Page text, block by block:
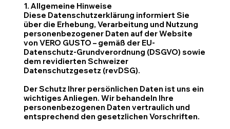
1. Allgemeine Hinweise
Diese Datenschutzerklärung informiert Sie
über die Erhebung, Verarbeitung und Nutzung
personenbezogener Daten auf der Website
von VERO GUSTO – gemäß der EU-
Datenschutz-Grundverordnung (DSGVO) sowie
dem revidierten Schweizer
Datenschutzgesetz (revDSG).
Der Schutz Ihrer persönlichen Daten ist uns ein
wichtiges Anliegen. Wir behandeln Ihre
personenbezogenen Daten vertraulich und
entsprechend den gesetzlichen Vorschriften.